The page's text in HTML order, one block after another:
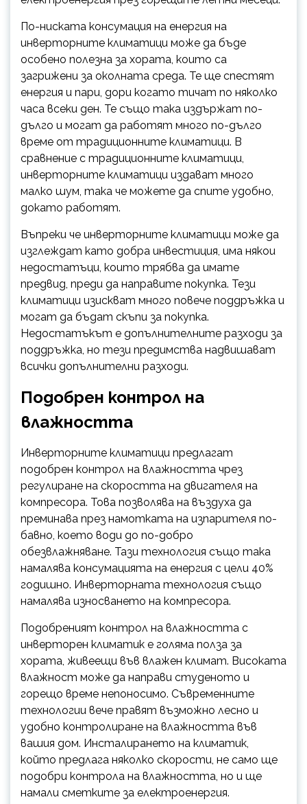
По-ниската консумация на енергия на
инверторните климатици може да бъде
особено полезна за хората, които са
загрижени за околната среда. Те ще спестят
енергия и пари, дори когато тичат по няколко
часа всеки ден. Те също така издържат по-
дълго и могат да работят много по-дълго
време от традиционните климатици. В
сравнение с традиционните климатици,
инверторните климатици издават много
малко шум, така че можете да спите удобно,
докато работят.
Въпреки че инверторните климатици може да
изглеждат като добра инвестиция, има някои
недостатъци, които трябва да имате
предвид, преди да направите покупка. Тези
климатици изискват много повече поддръжка и
могат да бъдат скъпи за покупка.
Недостатъкът е допълнителните разходи за
поддръжка, но тези предимства надвишават
всички допълнителни разходи.
Подобрен контрол на
влажността
Инверторните климатици предлагат
подобрен контрол на влажността чрез
регулиране на скоростта на двигателя на
компресора. Това позволява на въздуха да
преминава през намотката на изпарителя по-
бавно, което води до по-добро
обезвлажняване. Тази технология също така
намалява консумацията на енергия с цели 40%
годишно. Инверторната технология също
намалява износването на компресора.
Подобреният контрол на влажността с
инверторен климатик е голяма полза за
хората, живеещи във влажен климат. Високата
влажност може да направи студеното и
горещо време непоносимо. Съвременните
технологии вече правят възможно лесно и
удобно контролиране на влажността във
вашия дом. Инсталирането на климатик,
който предлага няколко скорости, не само ще
подобри контрола на влажността, но и ще
намали сметките за електроенергия.